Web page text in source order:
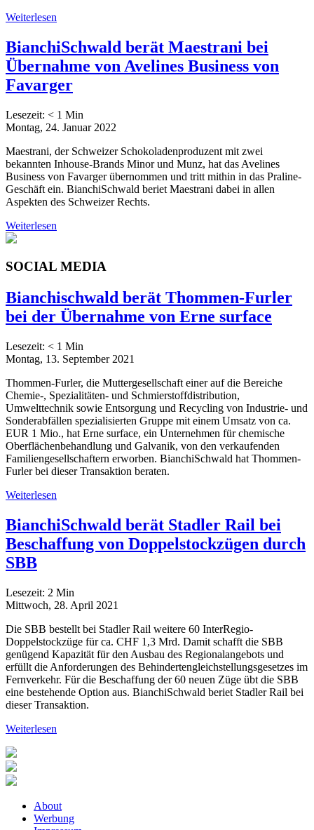
Weiterlesen
BianchiSchwald berät Maestrani bei
Übernahme von Avelines Business von
Favarger
Lesezeit: < 1 Min
Montag, 24. Januar 2022
Maestrani, der Schweizer Schokoladenproduzent mit zwei
bekannten Inhouse-Brands Minor und Munz, hat das Avelines
Business von Favarger übernommen und tritt mithin in das Praline-
Geschäft ein. BianchiSchwald beriet Maestrani dabei in allen
Aspekten des Schweizer Rechts.
Weiterlesen
SOCIAL MEDIA
Bianchischwald berät Thommen-Furler
bei der Übernahme von Erne surface
Lesezeit: < 1 Min
Montag, 13. September 2021
Thommen-Furler, die Muttergesellschaft einer auf die Bereiche
Chemie-, Spezialitäten- und Schmierstoffdistribution,
Umwelttechnik sowie Entsorgung und Recycling von Industrie- und
Sonderabfällen spezialisierten Gruppe mit einem Umsatz von ca.
EUR 1 Mio., hat Erne surface, ein Unternehmen für chemische
Oberflächenbehandlung und Galvanik, von den verkaufenden
Familiengesellschaftern erworben. BianchiSchwald hat Thommen-
Furler bei dieser Transaktion beraten.
Weiterlesen
BianchiSchwald berät Stadler Rail bei
Beschaffung von Doppelstockzügen durch
SBB
Lesezeit: 2 Min
Mittwoch, 28. April 2021
Die SBB bestellt bei Stadler Rail weitere 60 InterRegio-
Doppelstockzüge für ca. CHF 1,3 Mrd. Damit schafft die SBB
genügend Kapazität für den Ausbau des Regionalangebots und
erfüllt die Anforderungen des Behindertengleichstellungsgesetzes im
Fernverkehr. Für die Beschaffung der 60 neuen Züge übt die SBB
eine bestehende Option aus. BianchiSchwald beriet Stadler Rail bei
dieser Transaktion.
Weiterlesen
About
Werbung